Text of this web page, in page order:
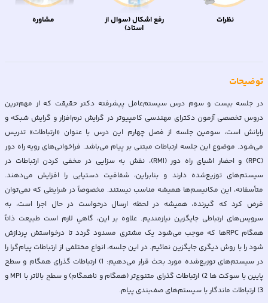
نظرات رفع اشکال (سوال از
استاد)
مشاوره
توضیحات
در جلسه بیست و سوم درس سیستم‌عامل پیشرفته دکتر حقیقت که از مهم‌ترین
دروس تخصصی آزمون دکترای مهندسی کامپیوتر در گرایش نرم‌افزار و گرایش شبکه و
رایانش است، سومین جلسه از فصل چهارم این درس با عنوان «ارتباطات» تدریس
می‌شود. موضوع این جلسه ارتباطات مبتنی بر پیام می‌باشد. فراخوانی‌های رويه راه دور
(RPC) و احضار اشيای راه دور (RMI)، نقش به سزایی در مخفی کردن ارتباطات در
سيستم‌های توزيع‌شده دارند و بنابراين، شفافيت دستيابی را افزايش می‌دهند.
متأسفانه، اين مکانيسم‌ها هميشه مناسب نيستند. مخصوصاً در شرايطی که نمی‌توان
فرض کرد که گيرنده، هميشه در لحظه ارسال درخواست در حال اجرا است، به
سرويس‌های ارتباطی جايگزين نيازمنديم. علاوه بر اين، گاهي لازم است طبيعت ذاتاً
همگام RPCها که موجب می‌شود يک مشتری مسدود گردد تا درخواستش پردازش
شود را با روش ديگری جايگزين نمائيم. در اين جلسه، انواع مختلفی از ارتباطات پيام‌گرا را
در سيستم‌های توزيع‌شده مورد بحث قرار می‌دهيم: 1) ارتباطات گذرای همگام و سطح
پايين با سوکت ها 2) ارتباطات گذرای متنوع‌تر (همگام و ناهمگام) و سطح بالاتر با MPI و
3) ارتباطات ماندگار با سيستم‌های صف‌بندی پيام.